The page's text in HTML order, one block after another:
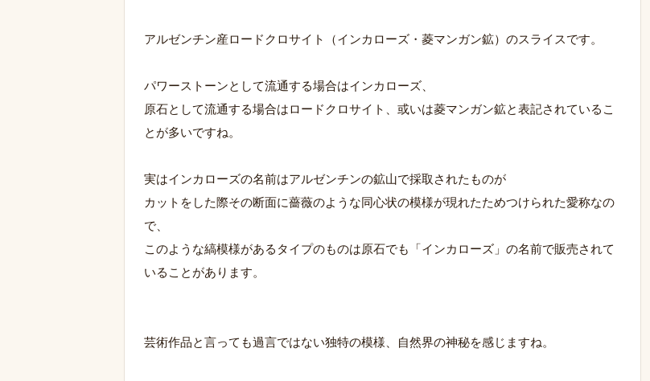
アルゼンチン産ロードクロサイト（インカローズ・菱マンガン鉱）のスライスです。
パワーストーンとして流通する場合はインカローズ、
原石として流通する場合はロードクロサイト、或いは菱マンガン鉱と表記されているこ
とが多いですね。
実はインカローズの名前はアルゼンチンの鉱山で採取されたものが
カットをした際その断面に薔薇のような同心状の模様が現れたためつけられた愛称なの
で、
このような縞模様があるタイプのものは原石でも「インカローズ」の名前で販売されて
いることがあります。
芸術作品と言っても過言ではない独特の模様、自然界の神秘を感じますね。